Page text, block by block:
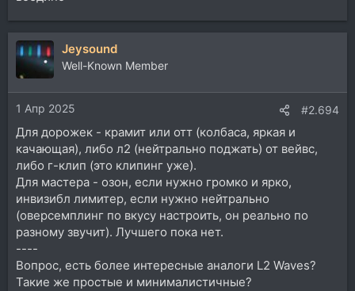
Jeysound
Well-Known Member
1 Апр 2025 #2.694
Для дорожек - крамит или отт (колбаса, яркая и
качающая), либо л2 (нейтрально поджать) от вейвс,
либо г-клип (это клипинг уже).
Для мастера - озон, если нужно громко и ярко,
инвизибл лимитер, если нужно нейтрально
(оверсемплинг по вкусу настроить, он реально по
разному звучит). Лучшего пока нет.
----
Вопрос, есть более интересные аналоги L2 Waves?
Такие же простые и минималистичные?